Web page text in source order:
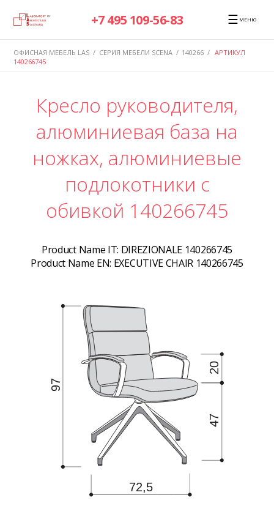
+7 495 109-56-83 ☰ МЕНЮ
ОФИСНАЯ МЕБЕЛЬ LAS / СЕРИЯ МЕБЕЛИ SCENA / 140266 / АРТИКУЛ
140266745
Кресло руководителя,
алюминиевая база на
ножках, алюминиевые
подлокотники с
обивкой 140266745
Product Name IT: DIREZIONALE 140266745
Product Name EN: EXECUTIVE CHAIR 140266745